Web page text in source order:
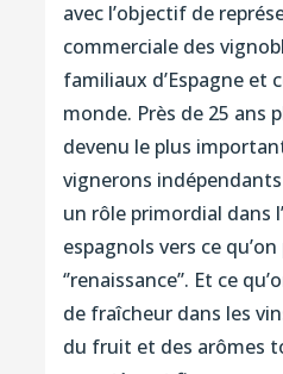
avec l’objectif de
commerciale des
familiaux d’Espagne et
monde. Près de 25 ans
devenu le plus
vignerons indépendants
un rôle primordial dans
espagnols vers ce
‘’renaissance’’. Et ce
de fraîcheur dans les
du fruit et des arômes